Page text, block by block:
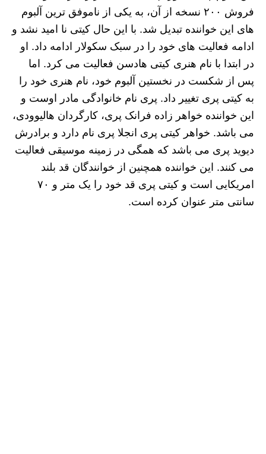
فروش ۲۰۰ نسخه از آن، به یکی از ناموفق ترین آلبوم
های این خواننده تبدیل شد. با این حال کیتی نا امید نشد و
ادامه فعالیت های خود را در سبک سکولار ادامه داد. او
در ابتدا با نام هنری کیتی هادسن فعالیت می کرد. اما
پس از شکست در نخستین آلبوم خود، نام هنری خود را
به کیتی پری تغییر داد. پری نام خانوادگی مادر اوست و
این خواننده خواهر زاده فرانک پری، کارگردان هالیوودی،
می باشد. خواهر کیتی پری انجلا پری نام دارد و برادرش
دیوید پری می باشد که همگی در زمینه موسیقی فعالیت
می کنند. این خواننده همچنین از خوانندگان قد بلند
امریکایی است و کیتی پری قد خود را یک متر و ۷۰
سانتی متر عنوان کرده است.